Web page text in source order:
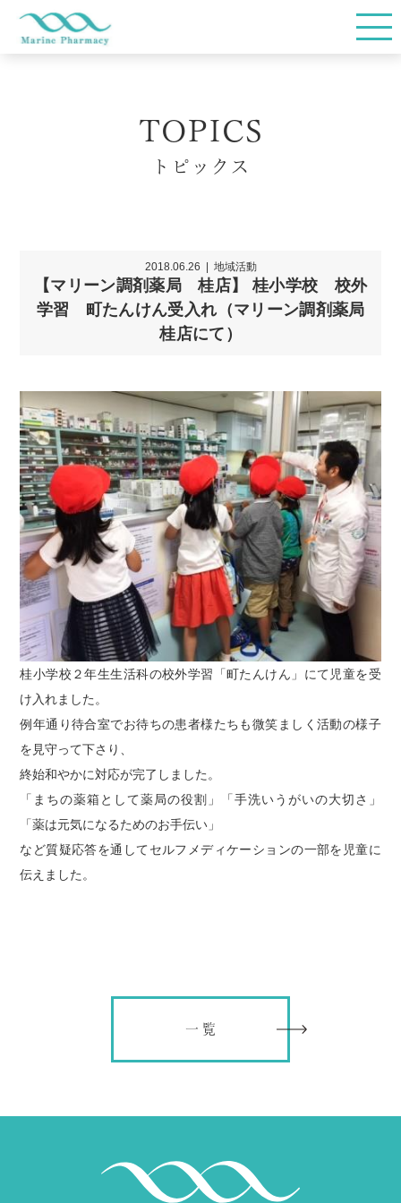
在宅サービス
トピックス
採用情報
採用のお知らせ
マリーン調剤薬局の魅力
教育体制
スタッフインタビュー
臨床研究
カスタマーハラスメントに対する基本方針
サイトマップ
お問い合わせ
TOPICS
トピックス
2018.06.26 地域活動
【マリーン調剤薬局 桂店】 桂小学校 校外
学習 町たんけん受入れ（マリーン調剤薬局
桂店にて）
桂小学校２年生生活科の校外学習「町たんけん」にて児童を受
け入れました。
例年通り待合室でお待ちの患者様たちも微笑ましく活動の様子
を見守って下さり、
終始和やかに対応が完了しました。
「まちの薬箱として薬局の役割」「手洗いうがいの大切さ」
「薬は元気になるためのお手伝い」
など質疑応答を通してセルフメディケーションの一部を児童に
伝えました。
一 覧